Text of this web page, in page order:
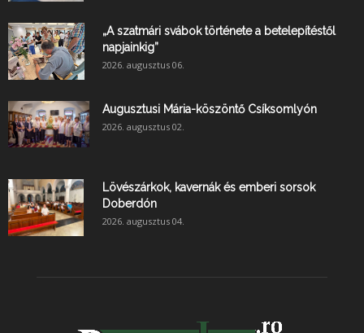
„A szatmári svábok története a betelepítéstől
napjainkig”
2026. augusztus 06.
Augusztusi Mária-köszöntő Csíksomlyón
2026. augusztus 02.
Lövészárkok, kavernák és emberi sorsok
Doberdón
2026. augusztus 04.